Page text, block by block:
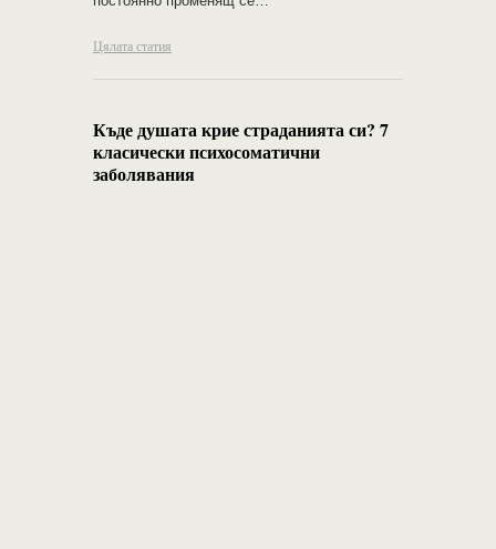
Цялата статия
Къде душата крие страданията си? 7
класически психосоматични
заболявания